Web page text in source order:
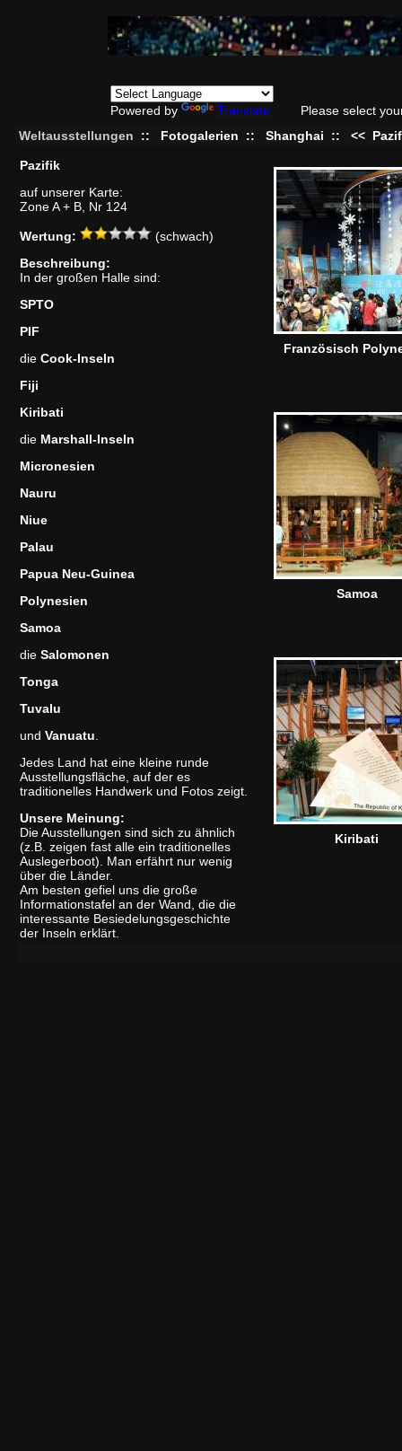
Powered by Translate
Please select
Weltausstellungen
:: Fotogalerien :: Shanghai :: <<
Pazifik
auf unserer Karte:
Zone A + B, Nr 124
Wertung:
(schwach)
Beschreibung:
In der großen Halle sind:
SPTO
PIF
die Cook-Inseln
Fiji
Kiribati
die Marshall-Inseln
Micronesien
Nauru
Niue
Palau
Papua Neu-Guinea
Polynesien
Samoa
die Salomonen
Tonga
Tuvalu
und Vanuatu
Jedes Land hat eine kleine runde
Ausstellungsfläche, auf der es
traditionelles Handwerk und Fotos zeigt.
Unsere Meinung:
Die Ausstellungen sind sich zu ähnlich
(z.B. zeigen fast alle ein traditionelles
Auslegerboot). Man erfährt nur wenig
über die Länder.
Am besten gefiel uns die große
Informationstafel an der Wand, die die
interessante Besiedelungsgeschichte
der Inseln erklärt.
Französisch
Samoa
Kiribati